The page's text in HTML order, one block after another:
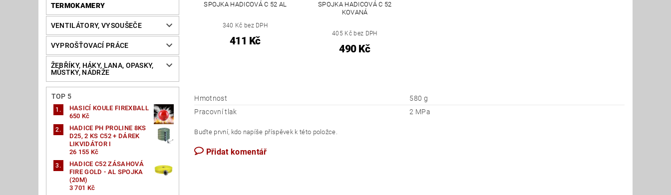
TERMOKAMERY
VENTILÁTORY, VYSOUŠEČE
VYPROŠŤOVACÍ PRÁCE
ŽEBŘÍKY, HÁKY, LANA, OPASKY,
MŮSTKY, NÁDRŽE
TOP 5
HASICÍ KOULE FIREXBALL
650 Kč
HADICE PH PROLINE 8KS
D25, 2 KS C52 + DÁREK
LIKVIDÁTOR I
26 155 Kč
HADICE C52 ZÁSAHOVÁ
FIRE GOLD - AL SPOJKA
(20M)
3 701 Kč
SPOJKA HADICOVÁ C 52 AL
340 Kč bez DPH
411 Kč
SPOJKA HADICOVÁ C 52
KOVANÁ
405 Kč bez DPH
490 Kč
Hmotnost
580 g
Pracovní tlak
2 MPa
Buďte první, kdo napíše příspěvek k této položce.
Přidat komentář